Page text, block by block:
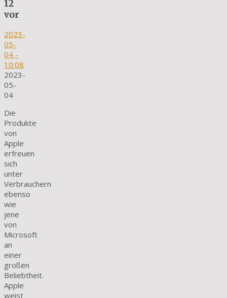
12
vor
2023-
05-
04 -
10:08
2023-
05-
04
Die
Produkte
von
Apple
erfreuen
sich
unter
Verbrauchern
ebenso
wie
jene
von
Microsoft
an
einer
großen
Beliebtheit.
Apple
weist